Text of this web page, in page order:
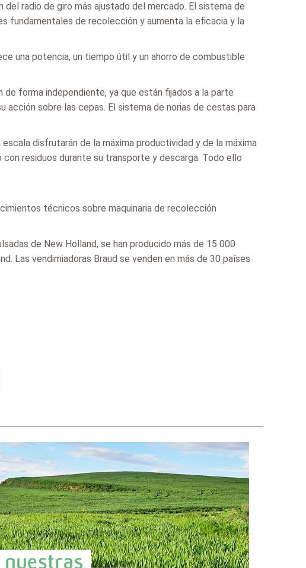
radio de giro más ajustado del mercado. El sistema de
fundamentales de recolección y aumenta la eficacia y la
una potencia, un tiempo útil y un ahorro de combustible
forma independiente, ya que están fijados a la parte
sobre las cepas. El sistema de norias de cestas para
disfrutarán de la máxima productividad y de la máxima
residuos durante su transporte y descarga. Todo ello
técnicos sobre maquinaria de recolección
de New Holland, se han producido más de 15 000
Las vendimiadoras Braud se venden en más de 30 países